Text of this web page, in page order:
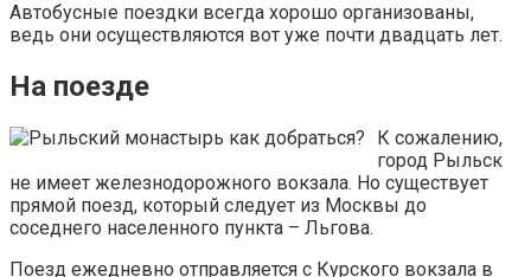
Автобусные поездки всегда хорошо организованы,
ведь они осуществляются вот уже почти двадцать лет.
На поезде
К сожалению,
город Рыльск
не имеет железнодорожного вокзала. Но существует
прямой поезд, который следует из Москвы до
соседнего населенного пункта – Льгова.
Поезд ежедневно отправляется с Курского вокзала в